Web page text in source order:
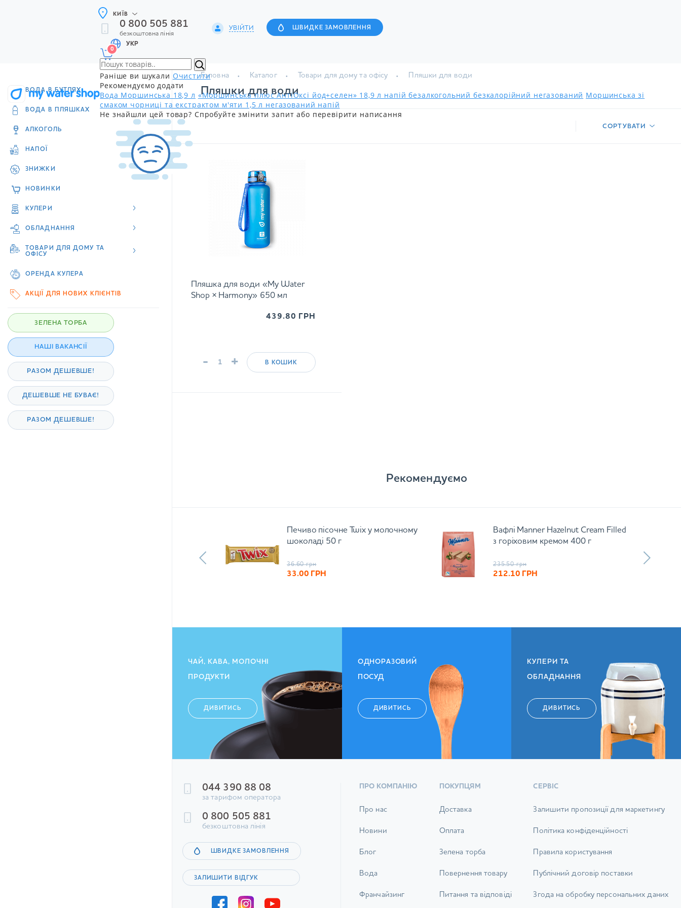
КИЇВ
0 800 505 881
безкоштовна лінія
УВІЙТИ ШВИДКЕ ЗАМОВЛЕННЯ
УКР
0
Раніше ви шукали Очистити
Рекомендуємо додати
Вода Моршинська 18,9 л «Моршинська плюс АнтіОксі йод+селен» 18,9 л напій безалкогольний безкалорійний негазований Моршинська зі
смаком чорниці та екстрактом м'яти 1,5 л негазований напій
Не знайшли цей товар? Спробуйте змінити запит або перевірити написання
ВОДА В БУТЛЯХ
ВОДА В ПЛЯШКАХ
АЛКОГОЛЬ
НАПОЇ
ЗНИЖКИ
НОВИНКИ
КУЛЕРИ
ОБЛАДНАННЯ
ТОВАРИ ДЛЯ ДОМУ ТА
ОФІСУ
ОРЕНДА КУЛЕРА
АКЦІЇ ДЛЯ НОВИХ КЛІЄНТІВ
ЗЕЛЕНА ТОРБА
НАШІ ВАКАНСІЇ
РАЗОМ ДЕШЕВШЕ!
ДЕШЕВШЕ НЕ БУВАЄ!
РАЗОМ ДЕШЕВШЕ!
Головна Каталог Товари для дому та офісу Пляшки для води
Пляшки для води
СОРТУВАТИ
Пляшка для води «My Water
Shop × Harmony» 650 мл
439.80 ГРН
- + В КОШИК
Рекомендуємо
20 х 2 г + чай чорний з ароматом
Шампанське-Полуниця 20 х 1,8 г
Печиво пісочне Twix у молочному
шоколаді 50 г
36.60 грн
33.00 ГРН
Вафлі Manner Hazelnut Cream Filled
з горіховим кремом 400 г
235.50 грн
212.10 ГРН
ЧАЙ, КАВА, МОЛОЧНІ
ПРОДУКТИ
ДИВИТИСЬ
ОДНОРАЗОВИЙ
ПОСУД
ДИВИТИСЬ
КУЛЕРИ ТА
ОБЛАДНАННЯ
ДИВИТИСЬ
044 390 88 08
за тарифом оператора
0 800 505 881
безкоштовна лінія
ШВИДКЕ ЗАМОВЛЕННЯ
ЗАЛИШИТИ ВІДГУК
ПРО КОМПАНІЮ
Про нас
Новини
Блог
Вода
Франчайзинг
ПОКУПЦЯМ
Доставка
Оплата
Зелена торба
Повернення товару
Питання та відповіді
СЕРВІС
Залишити пропозиції для маркетингу
Політика конфіденційності
Правила користування
Публічний договір поставки
Згода на обробку персональних даних